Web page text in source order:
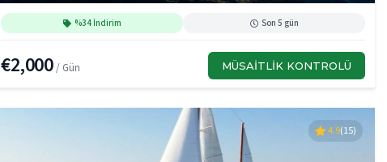
%34 İndirim Son 5 gün
€2,000 / Gün MÜSAITLIK KONTROLÜ
4.9(15)